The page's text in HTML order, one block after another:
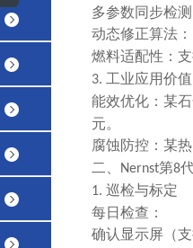
多参数同步检
动态修正算法
燃料适配性：
3. 工业应用价值
能效优化：某
元。
腐蚀防控：某
二、
Nernst第8
1. 巡检与标定
每日检查：
确认显示屏（